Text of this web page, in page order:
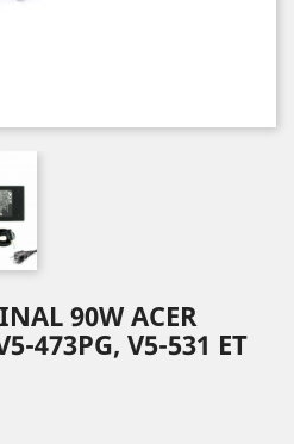
90W ACER
473PG, V5-531 ET